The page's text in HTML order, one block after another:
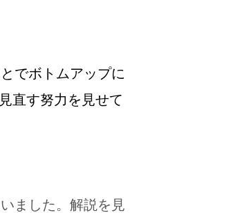
でボトムアップに
直す努力を見せて
ました。解説を見